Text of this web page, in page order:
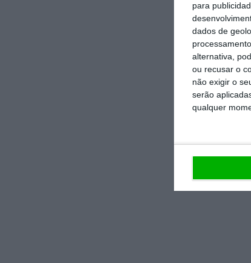
para
dados de
alternativa,
ou recusar o
não exigir o
serão
qualquer